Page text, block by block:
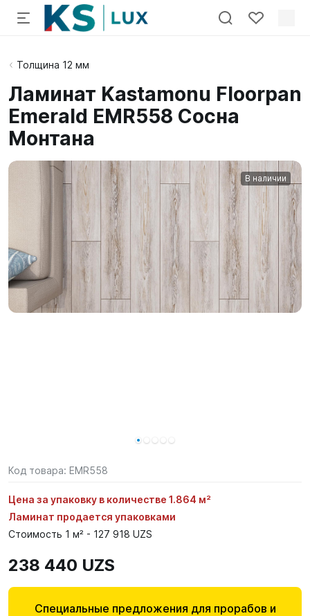
Толщина 12 мм
Ламинат Kastamonu Floorpan
Emerald EMR558 Сосна
Монтана
В наличии
Код товара: EMR558
Цена за упаковку в количестве 1.864 м²
Ламинат продается упаковками
Стоимость 1 м² - 127 918 UZS
238 440 UZS
Специальные предложения для прорабов и